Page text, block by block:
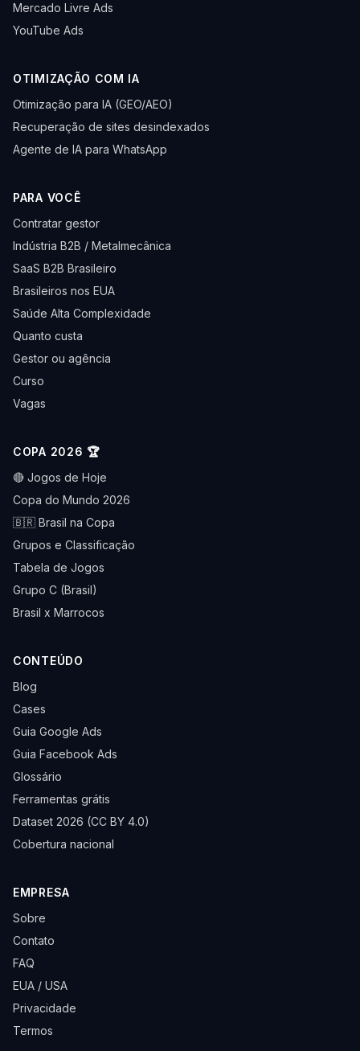
Mercado Livre Ads
YouTube Ads
OTIMIZAÇÃO COM IA
Otimização para IA (GEO/AEO)
Recuperação de sites desindexados
Agente de IA para WhatsApp
PARA VOCÊ
Contratar gestor
Indústria B2B / Metalmecânica
SaaS B2B Brasileiro
Brasileiros nos EUA
Saúde Alta Complexidade
Quanto custa
Gestor ou agência
Curso
Vagas
COPA 2026 🏆
🔴 Jogos de Hoje
Copa do Mundo 2026
🇧🇷 Brasil na Copa
Grupos e Classificação
Tabela de Jogos
Grupo C (Brasil)
Brasil x Marrocos
CONTEÚDO
Blog
Cases
Guia Google Ads
Guia Facebook Ads
Glossário
Ferramentas grátis
Dataset 2026 (CC BY 4.0)
Cobertura nacional
EMPRESA
Sobre
Contato
FAQ
EUA / USA
Privacidade
Termos